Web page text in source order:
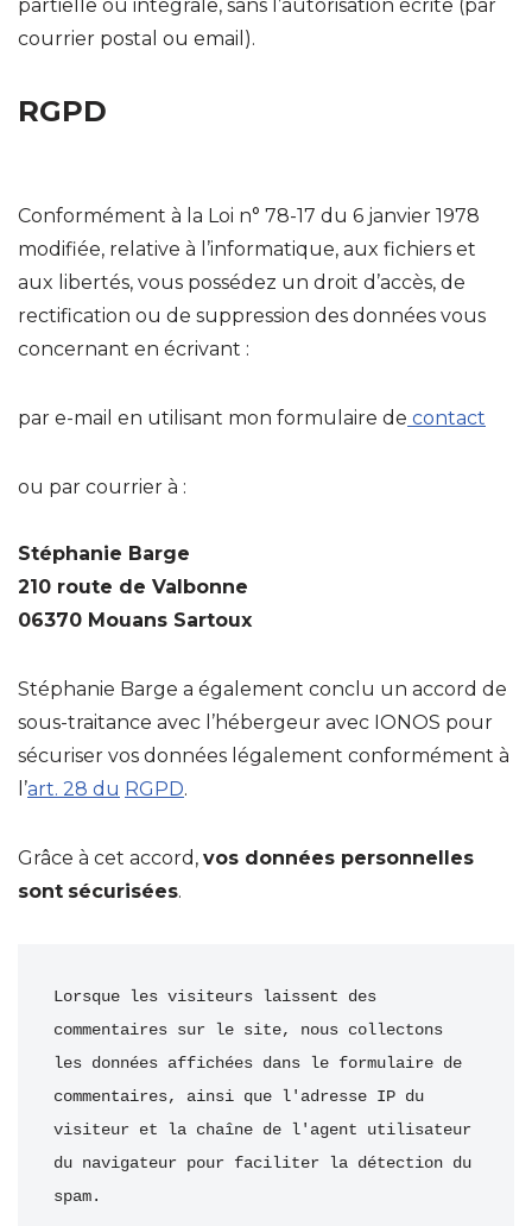
partielle ou intégrale, sans l’autorisation écrite (par
courrier postal ou email).
RGPD
Conformément à la Loi n° 78-17 du 6 janvier 1978
modifiée, relative à l’informatique, aux fichiers et
aux libertés, vous possédez un droit d’accès, de
rectification ou de suppression des données vous
concernant en écrivant :
par e-mail en utilisant mon formulaire de contact
ou par courrier à :
Stéphanie Barge
210 route de Valbonne
06370 Mouans Sartoux
Stéphanie Barge a également conclu un accord de
sous-traitance avec l’hébergeur avec IONOS pour
sécuriser vos données légalement conformément à
l’art. 28 du RGPD.
Grâce à cet accord, vos données personnelles
sont sécurisées.
Lorsque les visiteurs laissent des
commentaires sur le site, nous collectons
les données affichées dans le formulaire de
commentaires, ainsi que l'adresse IP du
visiteur et la chaîne de l'agent utilisateur
du navigateur pour faciliter la détection du
spam.